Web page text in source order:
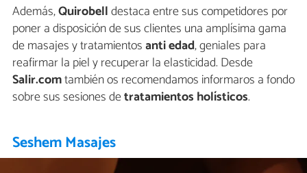
Además,Quirobelldestaca entre sus competidores por
poner a disposición de sus clientes una amplísima gama
de masajes y tratamientosanti edad, geniales para
reafirmar la piel y recuperar la elasticidad. Desde
Salir.comtambién os recomendamos informaros a fondo
sobre sus sesiones detratamientos holísticos.
Seshem Masajes